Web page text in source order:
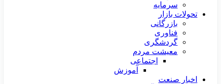
سرمایه
تحولات بازار
بازرگانی
فناوری
گردشگری
معیشت مردم
اجتماعی
آموزش
اخبار صنعت